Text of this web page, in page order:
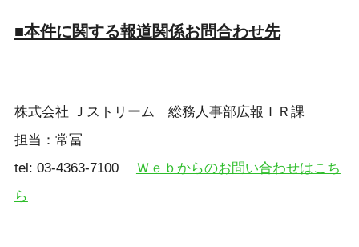
■本件に関する報道関係お問合わせ先
株式会社 Ｊストリーム 総務人事部広報ＩＲ課
担当：常冨
tel: 03-4363-7100 Ｗｅｂからのお問い合わせはこち
ら